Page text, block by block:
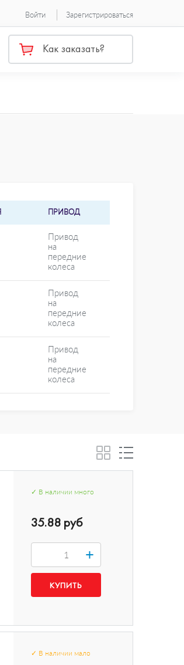
Войти Зарегистрироваться
Как заказать?
ПРИВОД
Привод
на
передние
колеса
Привод
на
передние
колеса
Привод
на
передние
колеса
✓ В наличии много
35.88 руб
+
✓ В наличии мало